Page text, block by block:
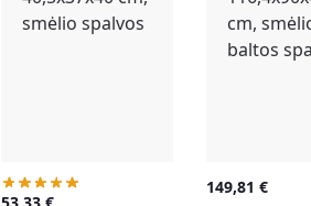
149,81 €